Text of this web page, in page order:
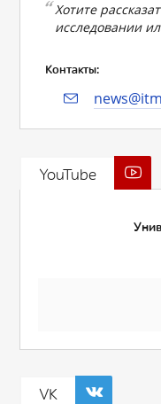
Хотите
исследовании
Контакты:
YouTube
VK